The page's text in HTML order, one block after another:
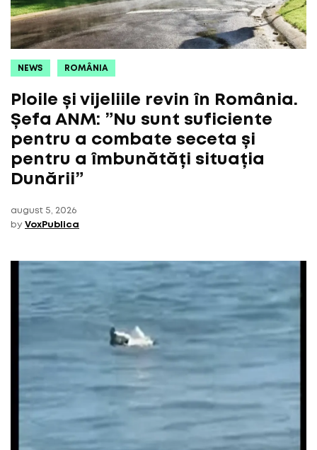
NEWS ROMÂNIA
Ploile și vijeliile revin în România.
Șefa ANM: ”Nu sunt suficiente
pentru a combate seceta și
pentru a îmbunătăți situația
Dunării”
august 5, 2026
by VoxPublica